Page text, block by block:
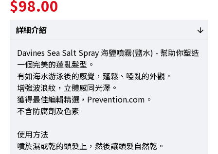
$98.00
詳細介紹
Davines Sea Salt Spray 海鹽噴霧(鹽水) - 幫助你塑造
一個完美的蓬亂髮型。
有如海水游泳後的感覺，蓬鬆、啞亂的外觀。
增強波浪紋，立體感同光澤。
獲得最佳編輯精選，Prevention.com。
不含防腐劑及色素
使用方法
噴於濕或乾的頭髮上，然後讓頭髮自然乾。